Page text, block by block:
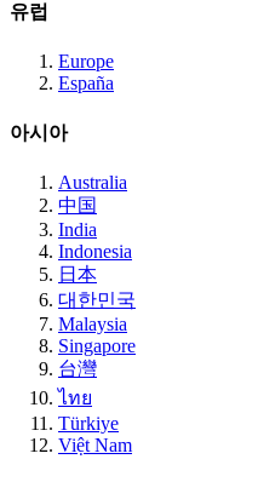
유럽
Europe
España
아시아
Australia
中国
India
Indonesia
日本
대한민국
Malaysia
Singapore
台灣
ไทย
Türkiye
Việt Nam